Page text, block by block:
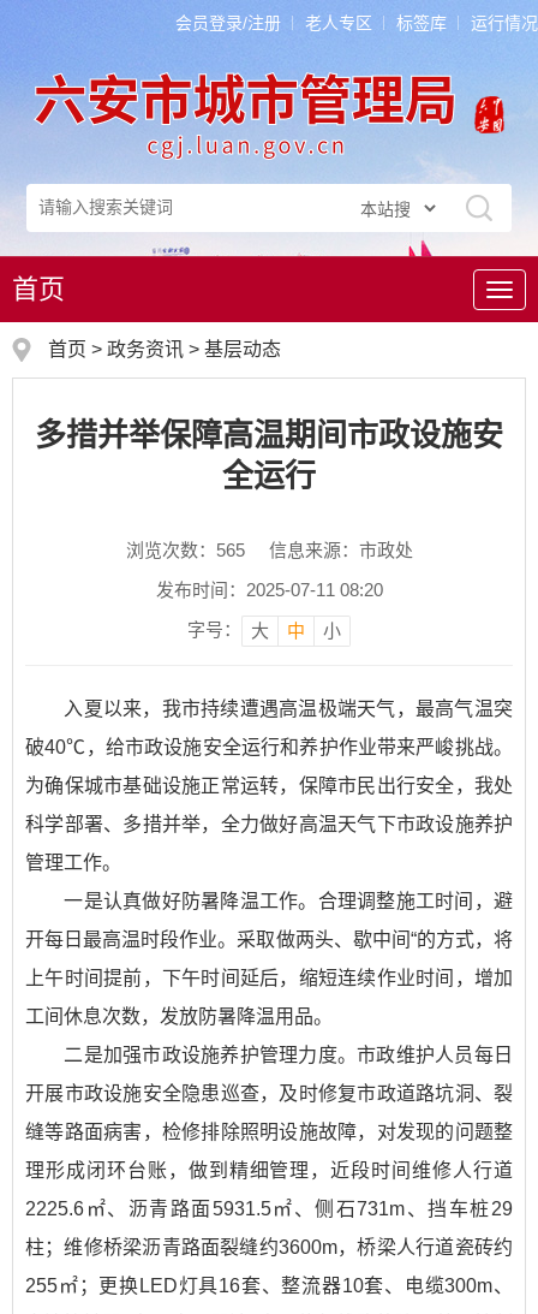
会员登录/注册 老人专区 标签库 运行情况
导
航
首页
首页 > 政务资讯 > 基层动态
多措并举保障高温期间市政设施安
全运行
浏览次数： 565
信息来源：市政处
发布时间：2025-07-11 08:20
字号：
大 中 小
入夏以来，我市持续遭遇高温极端天气，最高气温突
破40℃，给市政设施安全运行和养护作业带来严峻挑战。
为确保城市基础设施正常运转，保障市民出行安全，我处
科学部署、多措并举，全力做好高温天气下市政设施养护
管理工作。
一是认真做好防暑降温工作。合理调整施工时间，避
开每日最高温时段作业。采取做两头、歇中间“的方式，将
上午时间提前，下午时间延后，缩短连续作业时间，增加
工间休息次数，发放防暑降温用品。
二是加强市政设施养护管理力度。市政维护人员每日
开展市政设施安全隐患巡查，及时修复市政道路坑洞、裂
缝等路面病害，检修排除照明设施故障，对发现的问题整
理形成闭环台账，做到精细管理，近段时间维修人行道
2225.6㎡、沥青路面5931.5㎡、侧石731m、挡车桩29
柱；维修桥梁沥青路面裂缝约3600m，桥梁人行道瓷砖约
255㎡；更换LED灯具16套、整流器10套、电缆300m、